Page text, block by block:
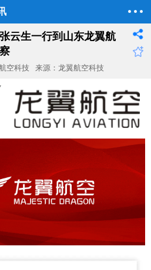
云生一行到山东龙翼航
空科技 来源：龙翼航空科技